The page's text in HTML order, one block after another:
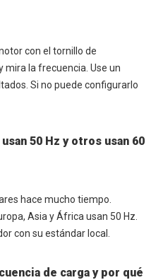
con el tornillo de
mira la frecuencia. Use un
Si no puede configurarlo
50 Hz y otros usan 60
hace mucho tiempo.
Asia y África usan 50 Hz.
con su estándar local.
de carga y por qué